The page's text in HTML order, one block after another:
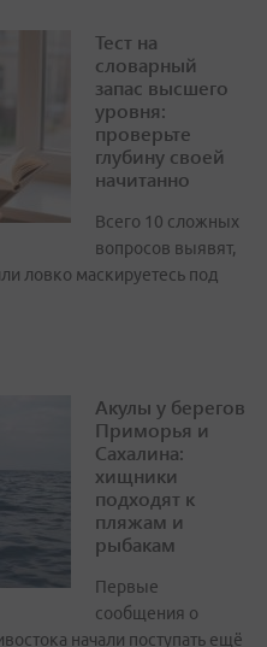
Тест на
словарный
запас высшего
уровня:
проверьте
глубину своей
начитанно
Всего 10 сложных
вопросов выявят,
ловко маскируетесь под
Акулы у берегов
Приморья и
Сахалина:
хищники
подходят к
пляжам и
рыбакам
Первые
сообщения о
начали поступать ещё